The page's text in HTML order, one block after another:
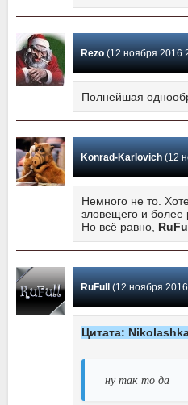
Rezo(12 ноября 2016
Полнейшая
Konrad-Karlovich(12
Немного не то.
зловещего и более
Но всё равно,
RuFull (12 ноября 2016
Цитата:
ну так то да